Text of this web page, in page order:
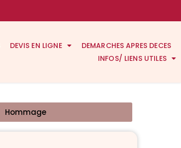
DEVIS EN LIGNE
DEMARCHES APRES DECES
INFOS/ LIENS UTILES
Hommage